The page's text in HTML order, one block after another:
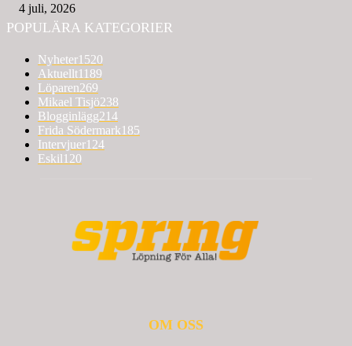
4 juli, 2026
POPULÄRA KATEGORIER
Nyheter1520
Aktuellt1189
Löparen269
Mikael Tisjö238
Blogginlägg214
Frida Södermark185
Intervjuer124
Eskil120
OM OSS